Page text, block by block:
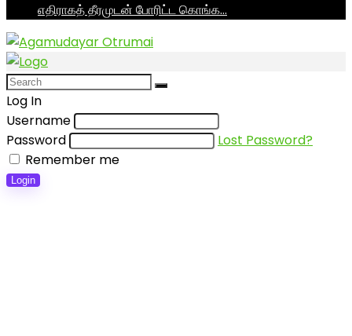
எதிராகத் தீரமுடன் போரிட்ட கொங்க…
Log In
Username
Password
Lost Password?
Remember me
Login